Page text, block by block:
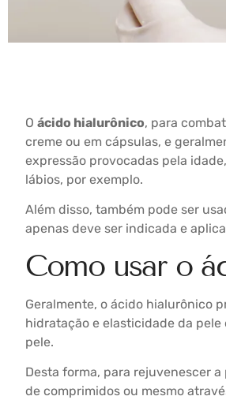
O ácido hialurônico, para
creme ou em cápsulas, e
expressão provocadas pela
lábios, por exemplo.
Além disso, também pode ser
apenas deve ser indicada e
Como usar o
Geralmente, o ácido hialurônico
hidratação e elasticidade da
pele.
Desta forma, para rejuvenescer
de comprimidos ou mesmo